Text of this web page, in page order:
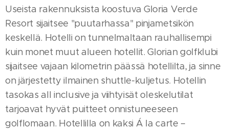
Useista rakennuksista koostuva Gloria Verde
Resort sijaitsee "puutarhassa" pinjametsikön
keskellä. Hotelli on tunnelmaltaan rauhallisempi
kuin monet muut alueen hotellit. Glorian golfklubi
sijaitsee vajaan kilometrin päässä hotellilta, ja sinne
on järjestetty ilmainen shuttle-kuljetus. Hotellin
tasokas all inclusive ja viihtyisät oleskelutilat
tarjoavat hyvät puitteet onnistuneeseen
golflomaan. Hotellilla on kaksi Á la carte –